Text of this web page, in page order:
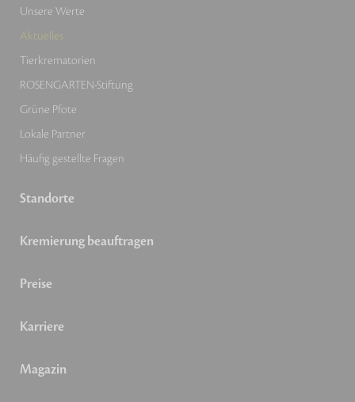
Unsere Werte
Aktuelles
Tierkrematorien
ROSENGARTEN-Stiftung
Grüne Pfote
Lokale Partner
Häufig gestellte Fragen
Standorte
Kremierung beauftragen
Preise
Karriere
Magazin